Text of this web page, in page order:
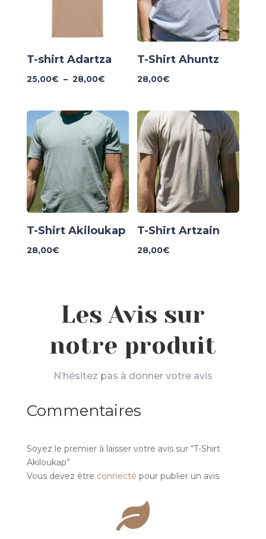
T-shirt Adartza
25,00€ – 28,00€Plage
25,00€
à
28,00€
T-Shirt Ahuntz
28,00€
T-Shirt Akiloukap
28,00€
T-Shirt Artzain
28,00€
Les Avis sur
notre produit
N’hésitez pas à donner votre avis
Commentaires
Soyez le premier à laisser votre avis sur “T-Shirt
Akiloukap”
Vous devez être connecté pour publier un avis.
